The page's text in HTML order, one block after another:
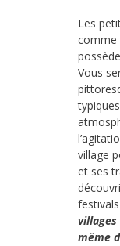
Les
comme
Vous
village
et ses
villages
même